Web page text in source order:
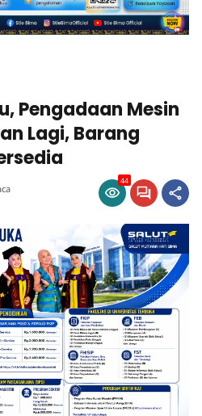
Pengadaan Mesin
Lagi, Barang
44